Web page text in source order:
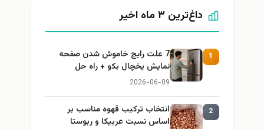
داغ‌ترین ۳ ماه اخیر
1
7 علت رایج خاموش شدن صفحه
نمایش یخچال بکو + راه حل
2026-06-09
2
انتخاب ترکیب قهوه مناسب بر
اساس نسبت عربیکا و ربوستا